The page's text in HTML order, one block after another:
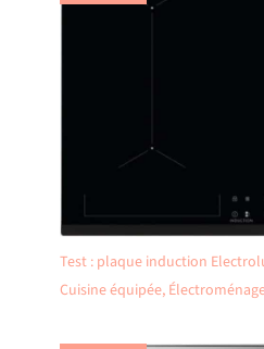
Test : plaque induction
Cuisine équipée,